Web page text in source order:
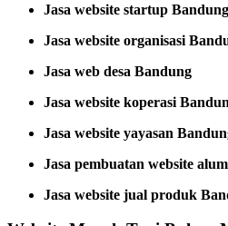
Jasa website startup Bandung
Jasa website organisasi
Jasa web desa Bandung
Jasa website koperasi
Jasa website yayasan
Jasa pembuatan website
Jasa website jual produk